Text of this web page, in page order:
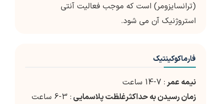
(ترانسایزومر) است که موجب فعالیت آنتی
استروژنیک آن می شود.
فارماکوکینتیک
نیمه عمر: 7-14 ساعت
زمان رسیدن به حداکثرغلظت پلاسمایی : 3-6 ساعت